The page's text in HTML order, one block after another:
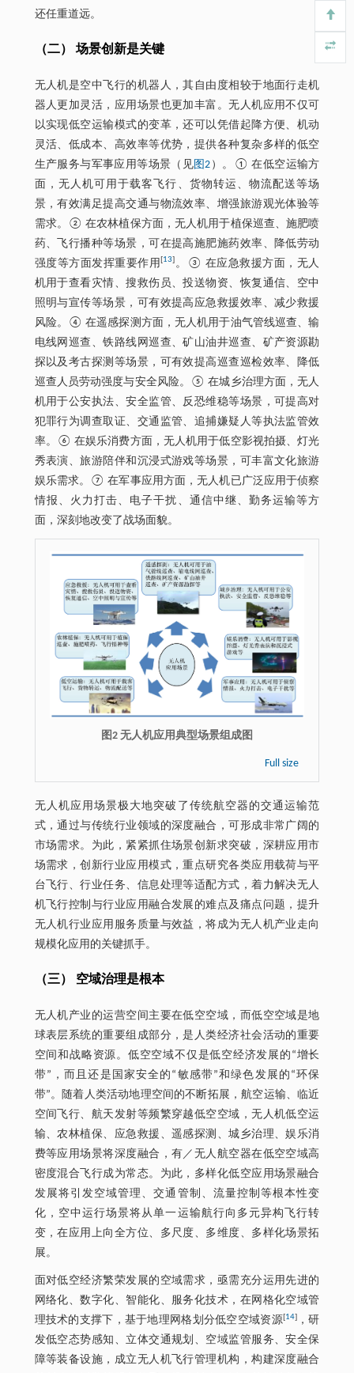
还任重道远。
（二） 场景创新是关键
无人机是空中飞行的机器人，其自由度相较于地面行走机
器人更加灵活，应用场景也更加丰富。无人机应用不仅可
以实现低空运输模式的变革，还可以凭借起降方便、机动
灵活、低成本、高效率等优势，提供各种复杂多样的低空
生产服务与军事应用等场景（见图2 ）。① 在低空运输方
面，无人机可用于载客飞行、货物转运、物流配送等场
景，有效满足提高交通与物流效率、增强旅游观光体验等
需求。② 在农林植保方面，无人机用于植保巡查、施肥喷
药、飞行播种等场景，可在提高施肥施药效率、降低劳动
强度等方面发挥重要作用[13] 。③ 在应急救援方面，无人
机用于查看灾情、搜救伤员、投送物资、恢复通信、空中
照明与宣传等场景，可有效提高应急救援效率、减少救援
风险。④ 在遥感探测方面，无人机用于油气管线巡查、输
电线网巡查、铁路线网巡查、矿山油井巡查、矿产资源勘
探以及考古探测等场景，可有效提高巡查巡检效率、降低
巡查人员劳动强度与安全风险。⑤ 在城乡治理方面，无人
机用于公安执法、安全监管、反恐维稳等场景，可提高对
犯罪行为调查取证、交通监管、追捕嫌疑人等执法监管效
率。⑥ 在娱乐消费方面，无人机用于低空影视拍摄、灯光
秀表演、旅游陪伴和沉浸式游戏等场景，可丰富文化旅游
娱乐需求。⑦ 在军事应用方面，无人机已广泛应用于侦察
情报、火力打击、电子干扰、通信中继、勤务运输等方
面，深刻地改变了战场面貌。
图2 无人机应用典型场景组成图
Full size
无人机应用场景极大地突破了传统航空器的交通运输范
式，通过与传统行业领域的深度融合，可形成非常广阔的
市场需求。为此，紧紧抓住场景创新求突破，深耕应用市
场需求，创新行业应用模式，重点研究各类应用载荷与平
台飞行、行业任务、信息处理等适配方式，着力解决无人
机飞行控制与行业应用融合发展的难点及痛点问题，提升
无人机行业应用服务质量与效益，将成为无人机产业走向
规模化应用的关键抓手。
（三） 空域治理是根本
无人机产业的运营空间主要在低空空域，而低空空域是地
球表层系统的重要组成部分，是人类经济社会活动的重要
空间和战略资源。低空空域不仅是低空经济发展的“增长
带”，而且还是国家安全的“敏感带”和绿色发展的“环保
带”。随着人类活动地理空间的不断拓展，航空运输、临近
空间飞行、航天发射等频繁穿越低空空域，无人机低空运
输、农林植保、应急救援、遥感探测、城乡治理、娱乐消
费等应用场景将深度融合，有／无人航空器在低空空域高
密度混合飞行成为常态。为此，多样化低空应用场景融合
发展将引发空域管理、交通管制、流量控制等根本性变
化，空中运行场景将从单一运输航行向多元异构飞行转
变，在应用上向全方位、多尺度、多维度、多样化场景拓
展。
面对低空经济繁荣发展的空域需求，亟需充分运用先进的
网络化、数字化、智能化、服务化技术，在网格化空域管
理技术的支撑下，基于地理网格划分低空空域资源[14]，研
发低空态势感知、立体交通规划、空域监管服务、安全保
障等装备设施，成立无人机飞行管理机构，构建深度融合